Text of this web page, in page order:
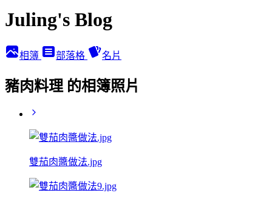
Juling's Blog
相簿 部落格 名片
豬肉料理 的相簿照片
雙茄肉醬做法.jpg